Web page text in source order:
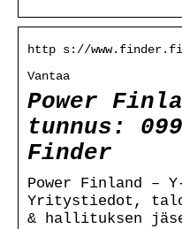
http s://
Vantaa
Power
tunnus:
Finder
Power Finland –
Yritystiedot,
& hallituksen